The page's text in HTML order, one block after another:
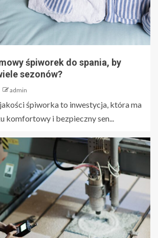
śpiworek do spania, by
sezonów?
admin
śpiworka to inwestycja, która ma
komfortowy i bezpieczny sen...